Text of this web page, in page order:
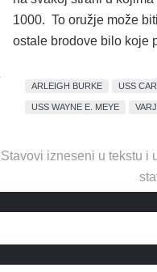
1000. To oružje može
ostale brodove bilo koje
ARLEIGH BURKE USS
USS WAYNE E. MEYE
Stavovi izneseni u tekstu i